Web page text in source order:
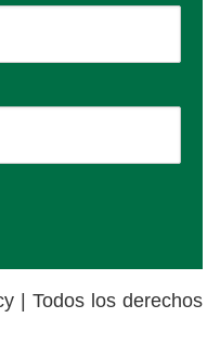
| Todos los derechos